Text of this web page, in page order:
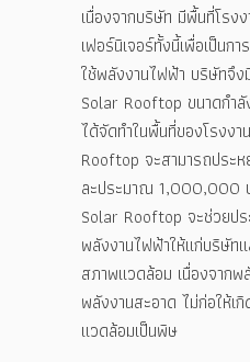
เนื่องจากบริษัท มีพื้นที่โรง
เฟอร์นิเจอร์ทั้งนี้เพื่อเป็นก
ใช้พลังงานไฟฟ้า บริษัทจึง
Solar Rooftop ขนาดกำ
ได้จัดทำในพื้นที่ของโรงง
Rooftop จะสามารถประ
ละประมาณ 1,000,000
Solar Rooftop จะช่วยปร
พลังงานไฟฟ้าให้แก่บริษัท
สภาพแวดล้อม เนื่องจากพ
พลังงานสะอาด ไม่ก่อให้เ
แวดล้อมเป็นพิษ